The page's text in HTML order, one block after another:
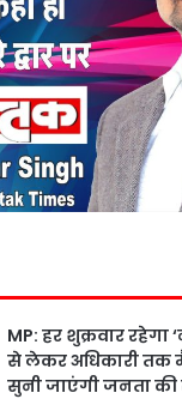
MP: हर शुक्रवार रहेगा
से लेकर अधिकारी तक
सुनी जाएंगी जनता